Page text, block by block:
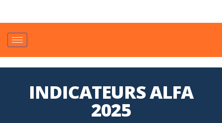
INDICATEURS ALFA
2025